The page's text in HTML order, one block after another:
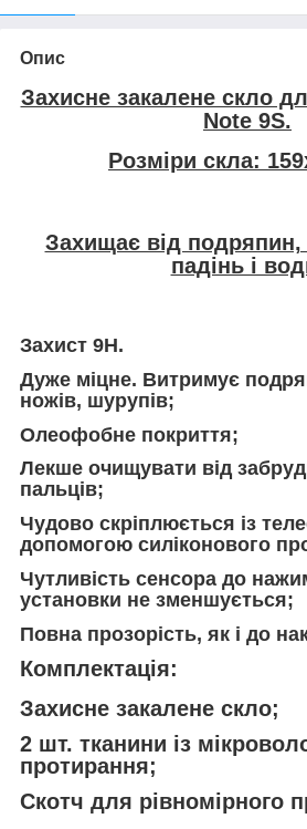
Опис
Захисне закалене скло
Note 9S.
Розміри скла:
Захищає від подряпин,
падінь і
Захист 9Н.
Дуже міцне. Витримує
ножів, шурупів;
Олеофобне покриття;
Лекше очищувати від
пальців;
Чудово скріплюється із
допомогою силіконового
Чутливість сенсора до
установки не зменшується;
Повна прозорість, як і до
Комплектація:
Захисне закалене скло;
2 шт. тканини із
протирання;
Скотч для рівномірного